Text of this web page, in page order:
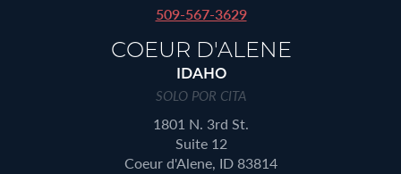
509-567-3629
COEUR D'ALENE
IDAHO
SOLO POR CITA
1801 N. 3rd St.
Suite 12
Coeur d'Alene, ID 83814